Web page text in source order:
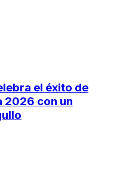
el éxito de
2026 con un